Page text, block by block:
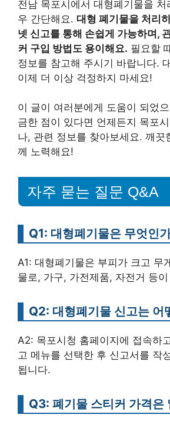
전남 목포시에서 대형폐기물을 처
우 간단해요. 대형 폐기물을 처리
넷 신고를 통해 손쉽게 가능하며,
커 구입 방법도 용이해요. 필요할
정보를 참고해 주시기 바랍니다.
이제 더 이상 걱정하지 마세요!
이 글이 여러분에게 도움이 되었
금한 점이 있다면 언제든지 목포
나, 관련 정보를 찾아보세요. 깨끗
께 노력해요!
자주 묻는 질문 Q&A
Q1: 대형폐기물은 무엇인
A1: 대형폐기물은 부피가 크고 무
물로, 가구, 가전제품, 자전거 등
Q2: 대형폐기물 신고는 어
A2: 목포시청 홈페이지에 접속하
고 메뉴를 선택한 후 신고서를 작
됩니다.
Q3: 폐기물 스티커 가격은